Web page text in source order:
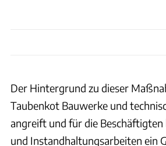
Der Hintergrund zu dieser
Taubenkot Bauwerke und
angreift und für die
und Instandhaltungsarbeiten ein